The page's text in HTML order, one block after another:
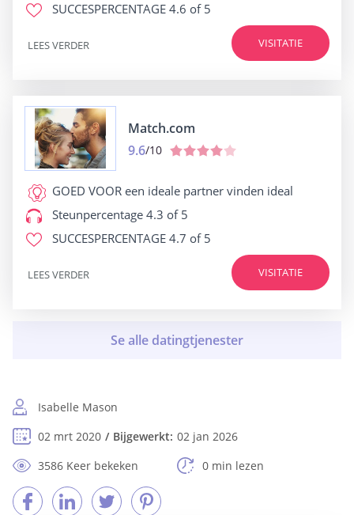
SUCCESPERCENTAGE 4.6 of 5
VISITATIE
LEES VERDER
Match.com
9.6/10
GOED VOOR een ideale partner vinden ideal
Steunpercentage 4.3 of 5
SUCCESPERCENTAGE 4.7 of 5
VISITATIE
LEES VERDER
Isabelle Mason
02 mrt 2020
Bijgewerkt: 02 jan 2026
3586 Keer bekeken
0 min lezen